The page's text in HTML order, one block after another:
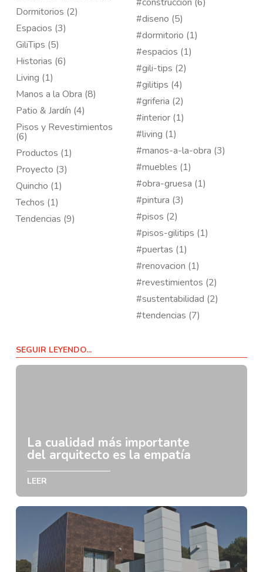
Dormitorios (2)
Espacios (3)
GiliTips (5)
Historias (6)
Living (1)
Manos a la Obra (8)
Patio & Jardín (4)
Pisos y Revestimientos
(6)
Productos (1)
Proyecto (3)
Quincho (1)
Techos (1)
Tendencias (9)
#diseno (5)
#dormitorio (1)
#espacios (1)
#gili-tips (2)
#gilitips (4)
#griferia (2)
#interior (1)
#living (1)
#manos-a-la-obra (3)
#muebles (1)
#obra-gruesa (1)
#pintura (3)
#pisos (2)
#pisos-gilitips (1)
#puertas (1)
#renovacion (1)
#revestimientos (2)
#sustentabilidad (2)
#tendencias (7)
SEGUIR LEYENDO...
La cualidad más importante
del arquitecto es la empatía
LEER